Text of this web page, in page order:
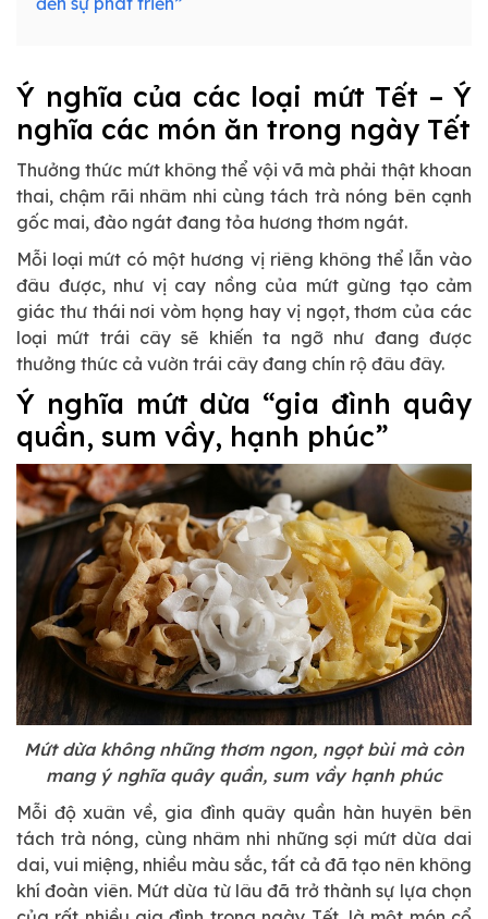
Ý nghĩa của các loại mứt Tết – Ý
nghĩa các món ăn trong ngày Tết
Thưởng thức mứt không thể vội vã mà phải thật khoan
thai, chậm rãi nhâm nhi cùng tách trà nóng bên cạnh
gốc mai, đào ngát đang tỏa hương thơm ngát.
Mỗi loại mứt có một hương vị riêng không thể lẫn vào
đâu được, như vị cay nồng của mứt gừng tạo cảm
giác thư thái nơi vòm họng hay vị ngọt, thơm của các
loại mứt trái cây sẽ khiến ta ngỡ như đang được
thưởng thức cả vườn trái cây đang chín rộ đâu đây.
Ý nghĩa mứt dừa “gia đình quây
quần, sum vầy, hạnh phúc”
Mứt dừa không những thơm ngon, ngọt bùi mà còn
mang ý nghĩa quây quần, sum vầy hạnh phúc
Mỗi độ xuân về, gia đình quây quần hàn huyên bên
tách trà nóng, cùng nhâm nhi những sợi mứt dừa dai
dai, vui miệng, nhiều màu sắc, tất cả đã tạo nên không
khí đoàn viên. Mứt dừa từ lâu đã trở thành sự lựa chọn